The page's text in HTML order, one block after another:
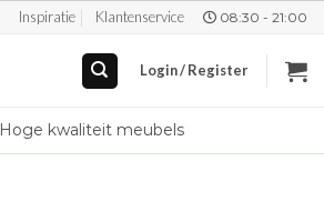
Inspiratie Klantenservice 08:30 - 21:00
Login / Register
Hoge kwaliteit meubels